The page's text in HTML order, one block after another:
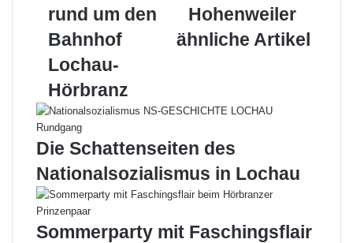
rund
den
Bahnhof
Lochau-
Hörbranz
rund um den
Bahnhof
Lochau-
Hörbranz
Hohenweiler
Hohenweiler
ähnliche Artikel
Die Schattenseiten des
Nationalsozialismus in Lochau
Sommerparty mit Faschingsflair